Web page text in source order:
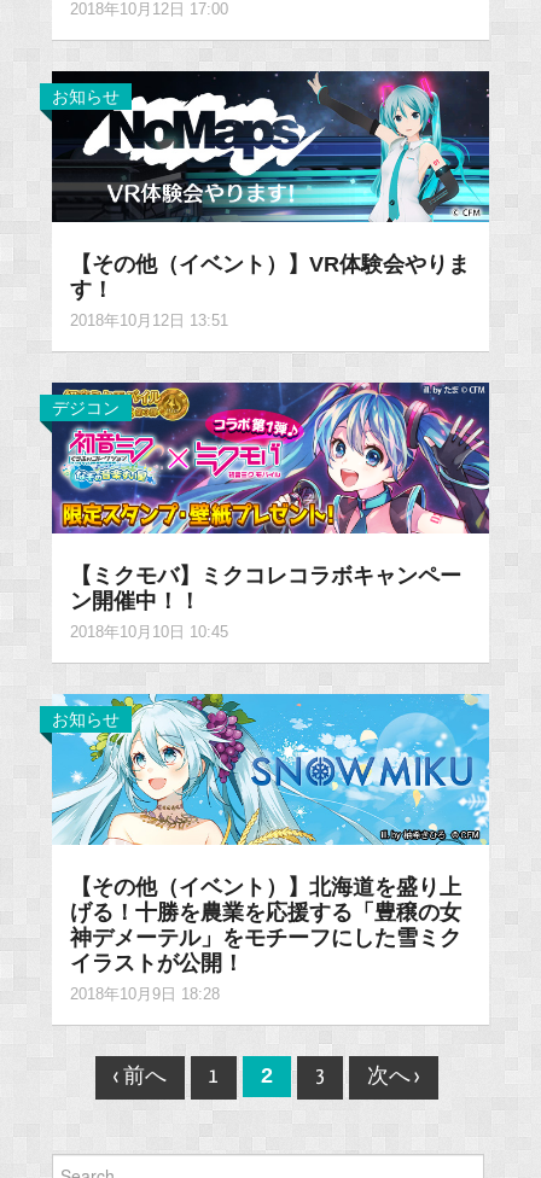
2018年10月12日 17:00
お知らせ
【その他（イベント）】VR体験会やりま
す！
2018年10月12日 13:51
デジコン
【ミクモバ】ミクコレコラボキャンペー
ン開催中！！
2018年10月10日 10:45
お知らせ
【その他（イベント）】北海道を盛り上
げる！十勝を農業を応援する「豊穣の女
神デメーテル」をモチーフにした雪ミク
イラストが公開！
2018年10月9日 18:28
Post
navigation
‹ 前へ 1 2 3 次へ ›